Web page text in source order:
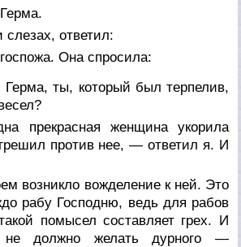
ответил:
Она спросила:
Герма, ты, который был терпелив,
прекрасная женщина укорила
против нее, — ответил я. И
возникло вожделение к ней. Это
рабу Господню, ведь для рабов
помысел составляет грех. И
не должно желать дурного —